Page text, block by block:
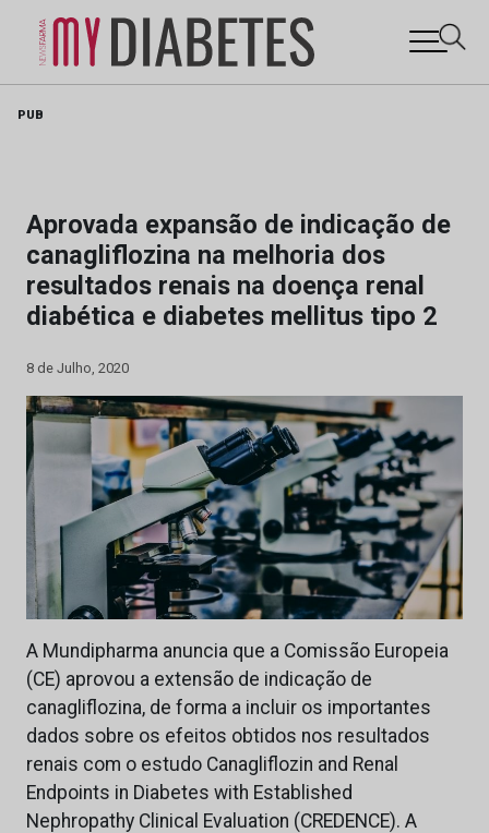
PUB
Aprovada expansão de indicação de
canagliflozina na melhoria dos
resultados renais na doença renal
diabética e diabetes mellitus tipo 2
8 de Julho, 2020
A Mundipharma anuncia que a Comissão Europeia
(CE) aprovou a extensão de indicação de
canagliflozina, de forma a incluir os importantes
dados sobre os efeitos obtidos nos resultados
renais com o estudo Canagliflozin and Renal
Endpoints in Diabetes with Established
Nephropathy Clinical Evaluation (CREDENCE). A